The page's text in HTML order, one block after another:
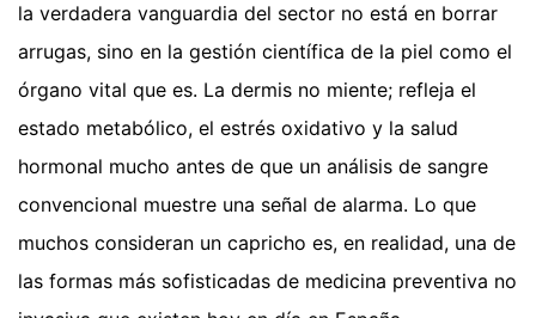
la verdadera vanguardia del sector no está en borrar
arrugas, sino en la gestión científica de la piel como el
órgano vital que es. La dermis no miente; refleja el
estado metabólico, el estrés oxidativo y la salud
hormonal mucho antes de que un análisis de sangre
convencional muestre una señal de alarma. Lo que
muchos consideran un capricho es, en realidad, una de
las formas más sofisticadas de medicina preventiva no